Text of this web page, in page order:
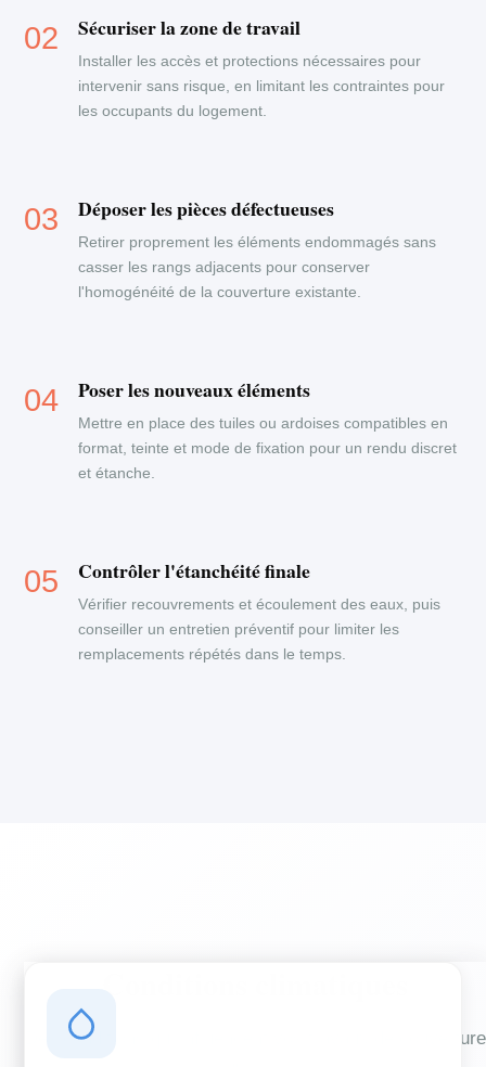
Sécuriser la zone de travail
Installer les accès et protections nécessaires pour
intervenir sans risque, en limitant les contraintes pour
les occupants du logement.
Déposer les pièces défectueuses
Retirer proprement les éléments endommagés sans
casser les rangs adjacents pour conserver
l'homogénéité de la couverture existante.
Poser les nouveaux éléments
Mettre en place des tuiles ou ardoises compatibles en
format, teinte et mode de fixation pour un rendu discret
et étanche.
Contrôler l'étanchéité finale
Vérifier recouvrements et écoulement des eaux, puis
conseiller un entretien préventif pour limiter les
remplacements répétés dans le temps.
Des conditions qui influencent vos travaux de couverture